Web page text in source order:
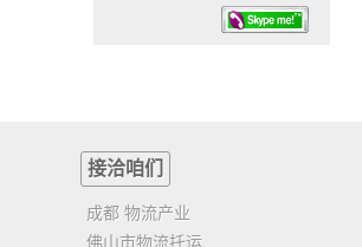
任务时候：07:30 – – 23:30
接洽咱们
成都 物流产业
佛山市物流托运